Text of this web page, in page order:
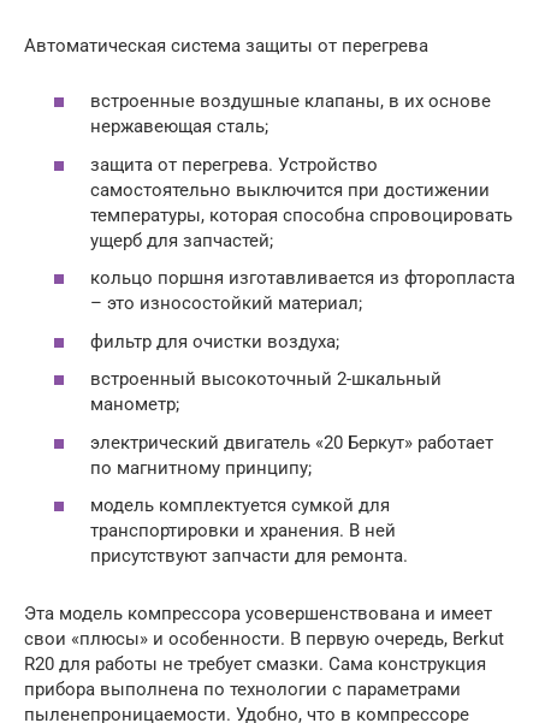
Автоматическая система защиты от перегрева
встроенные воздушные клапаны, в их основе
нержавеющая сталь;
защита от перегрева. Устройство
самостоятельно выключится при достижении
температуры, которая способна спровоцировать
ущерб для запчастей;
кольцо поршня изготавливается из фторопласта
– это износостойкий материал;
фильтр для очистки воздуха;
встроенный высокоточный 2-шкальный
манометр;
электрический двигатель «20 Беркут» работает
по магнитному принципу;
модель комплектуется сумкой для
транспортировки и хранения. В ней
присутствуют запчасти для ремонта.
Эта модель компрессора усовершенствована и имеет
свои «плюсы» и особенности. В первую очередь, Berkut
R20 для работы не требует смазки. Сама конструкция
прибора выполнена по технологии с параметрами
пыленепроницаемости. Удобно, что в компрессоре